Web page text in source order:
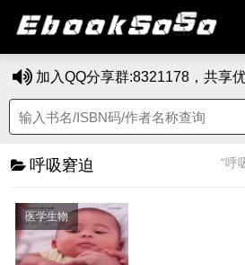
加入QQ分享群:8321178，共享
呼吸窘迫 “呼
医学生物